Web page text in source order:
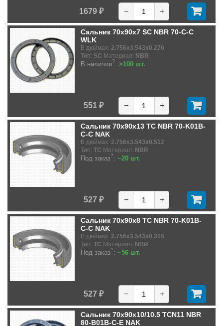
1679 ₽ − +
Сальник 70x90x7 SC NBR 70-C-C
WLK
В дюймах: 2.756x3.543x0.276
Тип: SC Материал: NBR
В наличии?: >100 шт.
551 ₽ − +
Сальник 70x90x13 TC NBR 70-K01B-
C-C NAK
В дюймах: 2.756x3.543x0.512
Тип: TC Материал: NBR
Под заказ?: ~20 шт.
527 ₽ − +
Сальник 70x90x8 TC NBR 70-K01B-
C-C NAK
В дюймах: 2.756x3.543x0.315
Тип: TC Материал: NBR
Под заказ?: ~56 шт.
527 ₽ − +
Сальник 70x90x10/10.5 TCN11 NBR
80-B01B-C-E NAK